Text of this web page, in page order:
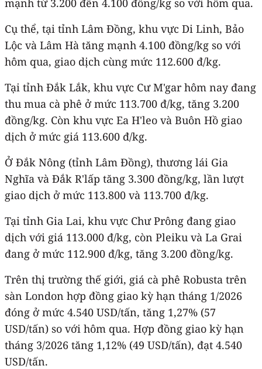
Cụ thể, tại tỉnh Lâm Đồng, khu vực Di Linh, Bảo
Lộc và Lâm Hà tăng mạnh 4.100 đồng/kg so với
hôm qua, giao dịch cùng mức 112.600 đ/kg.
Tại tỉnh Đắk Lắk, khu vực Cư M'gar hôm nay đang
thu mua cà phê ở mức 113.700 đ/kg, tăng 3.200
đồng/kg. Còn khu vực Ea H'leo và Buôn Hồ giao
dịch ở mức giá 113.600 đ/kg.
Ở Đắk Nông (tỉnh Lâm Đồng), thương lái Gia
Nghĩa và Đắk R'lấp tăng 3.300 đồng/kg, lần lượt
giao dịch ở mức 113.800 và 113.700 đ/kg.
Tại tỉnh Gia Lai, khu vực Chư Prông đang giao
dịch với giá 113.000 đ/kg, còn Pleiku và La Grai
đang ở mức 112.900 đ/kg, tăng 3.200 đồng/kg.
Trên thị trường thế giới, giá cà phê Robusta trên
sàn London hợp đồng giao kỳ hạn tháng 1/2026
đóng ở mức 4.540 USD/tấn, tăng 1,27% (57
USD/tấn) so với hôm qua. Hợp đồng giao kỳ hạn
tháng 3/2026 tăng 1,12% (49 USD/tấn), đạt 4.540
USD/tấn.